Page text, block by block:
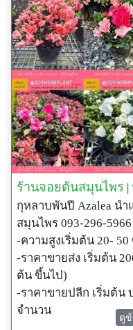
ร้านจอยต้นสมุนไพร |
กุหลาบพันปี Azalea นำ
สมุนไพร 093-296-5966
-ความสูงเริ่มต้น 20- 50
-ราคาขายส่ง เริ่มต้น
ต้น ขึ้นไป)
-ราคาขายปลีก เริ่มต้น
จำนวน
ดู